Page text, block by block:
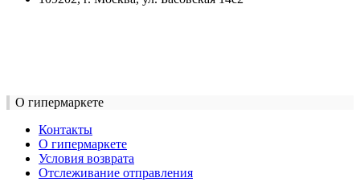
О гипермаркете
Контакты
О гипермаркете
Условия возврата
Отслеживание отправления